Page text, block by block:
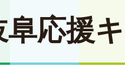
応援